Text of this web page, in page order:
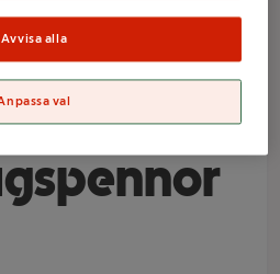
måla
:
Avvisa alla
val